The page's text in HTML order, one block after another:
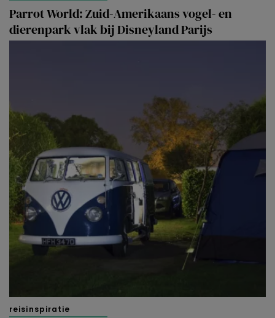
Parrot World: Zuid-Amerikaans vogel- en
dierenpark vlak bij Disneyland Parijs
reisinspiratie